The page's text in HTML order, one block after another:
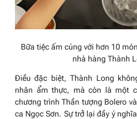
Bữa tiệc ấm cúng với hơn 10
nhà hàng Thành
Điều đặc biệt, Thành Long
nhân ẩm thực, mà còn là một
chương trình Thần tượng Bolero
ca Ngọc Sơn. Sự trở lại đầy ý